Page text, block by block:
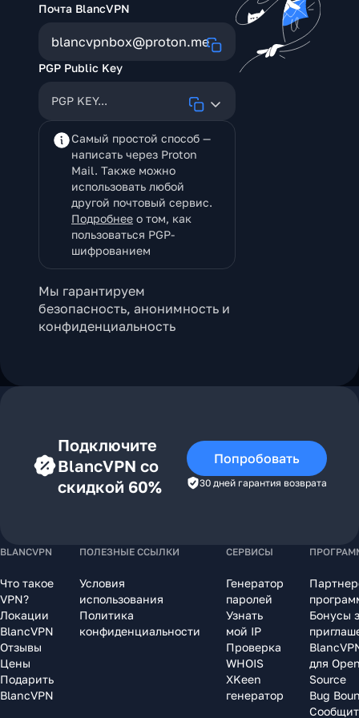
Почта BlancVPN
blancvpnbox@proton.me
PGP Public Key
PGP KEY...
Самый простой способ —
написать через Proton
Mail. Также можно
использовать любой
другой почтовый сервис.
Подробнее о том, как
пользоваться PGP-
шифрованием
Мы гарантируем
безопасность, анонимность и
конфиденциальность
Подключите
BlancVPN со
скидкой 60%
Попробовать
30 дней гарантия возврата
BLANCVPN
Что такое
VPN?
Локации
BlancVPN
Отзывы
Цены
Подарить
BlancVPN
ПОЛЕЗНЫЕ ССЫЛКИ
Условия
использования
Политика
конфиденциальности
СЕРВИСЫ
Генератор
паролей
Узнать
мой IP
Проверка
WHOIS
XKeen
генератор
Бонусы
для
Source
Bug